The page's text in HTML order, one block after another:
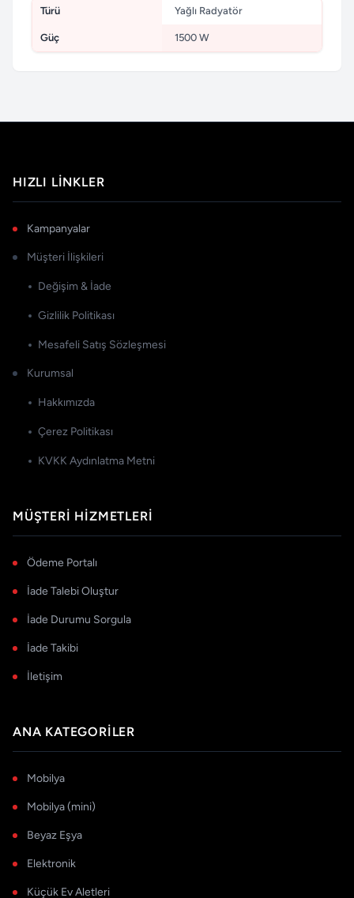
Türü Yağlı Radyatör
Güç 1500 W
HIZLI LINKLER
Kampanyalar
Müşteri İlişkileri
Değişim & İade
Gizlilik Politikası
Mesafeli Satış Sözleşmesi
Kurumsal
Hakkımızda
Çerez Politikası
KVKK Aydınlatma Metni
MÜŞTERI HIZMETLERI
Ödeme Portalı
İade Talebi Oluştur
İade Durumu Sorgula
İade Takibi
İletişim
ANA KATEGORILER
Mobilya
Mobilya (mini)
Beyaz Eşya
Elektronik
Küçük Ev Aletleri